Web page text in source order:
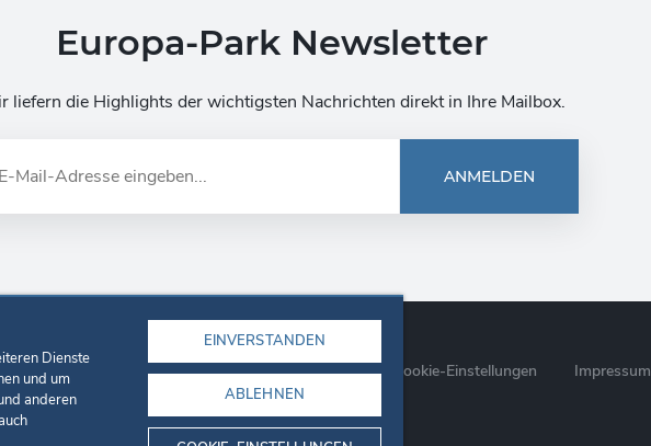
Europa-Park Newsletter
liefern die Highlights der wichtigsten Nachrichten direkt in Ihre Mailbox.
ANMELDEN
Unternehmen Datenschutzerklärung Cookie-Einstellungen Impressum
Dienste
und um
anderen
EINVERSTANDEN
ABLEHNEN